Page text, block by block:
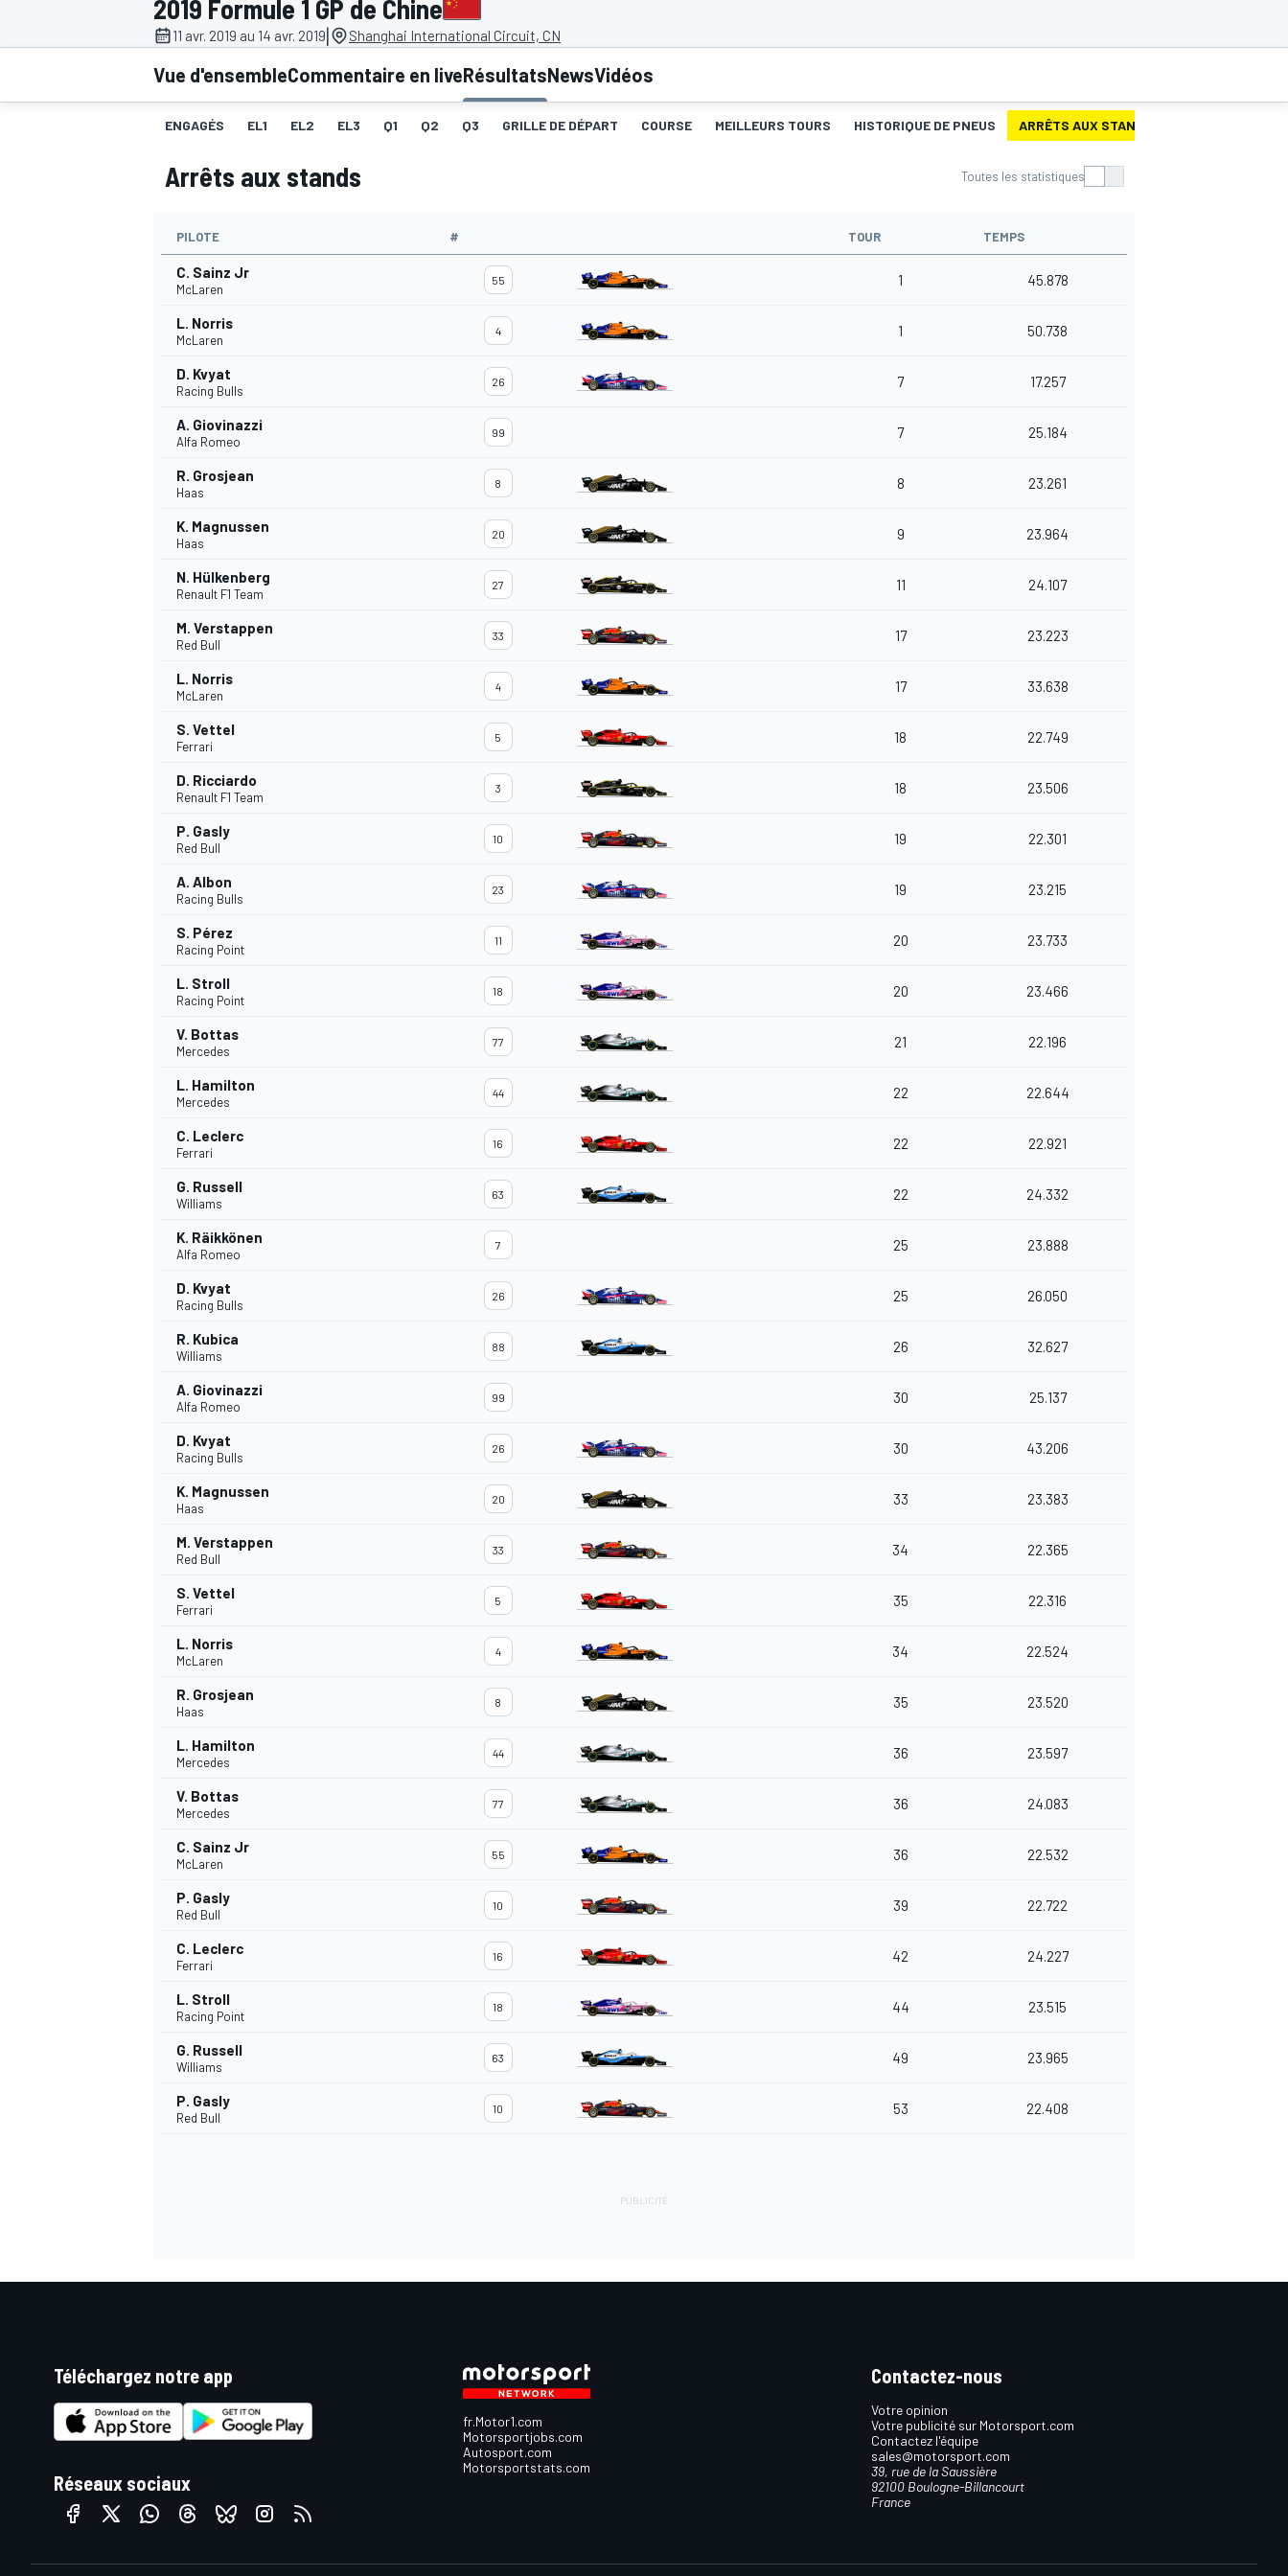
WRC
WEC
2019 Formule 1 GP de Chine
11 avr. 2019 au 14 avr. 2019| Shanghai International Circuit, CN
Vue d'ensembleCommentaire en liveRésultatsNewsVidéos
ENGAGÉS EL1 EL2 EL3 Q1 Q2 Q3 GRILLE DE DÉPART COURSE MEILLEURS TOURS HISTORIQUE DE PNEUS ARRÊTS AUX STANDS
Arrêts aux stands Toutes les statistiques
PILOTE # TOUR TEMPS
C. Sainz Jr
McLaren
55 1 45.878
L. Norris
McLaren
4 1 50.738
D. Kvyat
Racing Bulls
26 7 17.257
A. Giovinazzi
Alfa Romeo
99 7 25.184
R. Grosjean
Haas
8 8 23.261
K. Magnussen
Haas
20 9 23.964
N. Hülkenberg
Renault F1 Team
27 11 24.107
M. Verstappen
Red Bull
33 17 23.223
L. Norris
McLaren
4 17 33.638
S. Vettel
Ferrari
5 18 22.749
D. Ricciardo
Renault F1 Team
3 18 23.506
P. Gasly
Red Bull
10 19 22.301
A. Albon
Racing Bulls
23 19 23.215
S. Pérez
Racing Point
11 20 23.733
L. Stroll
Racing Point
18 20 23.466
V. Bottas
Mercedes
77 21 22.196
L. Hamilton
Mercedes
44 22 22.644
C. Leclerc
Ferrari
16 22 22.921
G. Russell
Williams
63 22 24.332
K. Räikkönen
Alfa Romeo
7 25 23.888
D. Kvyat
Racing Bulls
26 25 26.050
R. Kubica
Williams
88 26 32.627
A. Giovinazzi
Alfa Romeo
99 30 25.137
D. Kvyat
Racing Bulls
26 30 43.206
K. Magnussen
Haas
20 33 23.383
M. Verstappen
Red Bull
33 34 22.365
S. Vettel
Ferrari
5 35 22.316
L. Norris
McLaren
4 34 22.524
R. Grosjean
Haas
8 35 23.520
L. Hamilton
Mercedes
44 36 23.597
V. Bottas
Mercedes
77 36 24.083
C. Sainz Jr
McLaren
55 36 22.532
P. Gasly
Red Bull
10 39 22.722
C. Leclerc
Ferrari
16 42 24.227
L. Stroll
Racing Point
18 44 23.515
G. Russell
Williams
63 49 23.965
P. Gasly
Red Bull
10 53 22.408
Téléchargez notre app
Réseaux sociaux
fr.Motor1.com
Motorsportjobs.com
Autosport.com
Motorsportstats.com
Contactez-nous
Votre opinion
Votre publicité sur Motorsport.com
Contactez l'équipe
sales@motorsport.com
39, rue de la Saussière
92100 Boulogne-Billancourt
France